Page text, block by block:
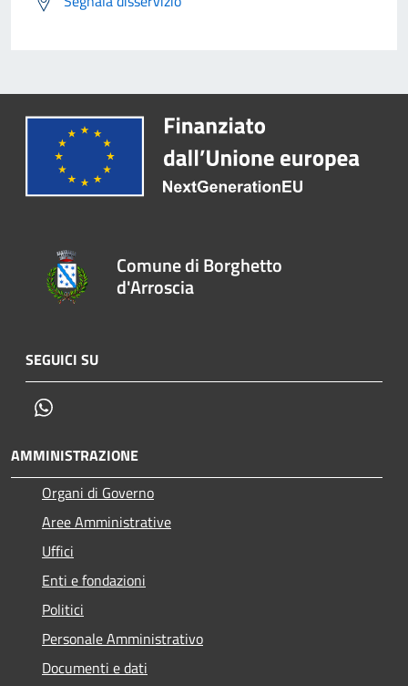
Comune di Borghetto
d'Arroscia
SEGUICI SU
AMMINISTRAZIONE
Organi di Governo
Aree Amministrative
Uffici
Enti e fondazioni
Politici
Personale Amministrativo
Documenti e dati